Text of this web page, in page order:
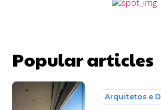
Popular articles
Arquitetos e